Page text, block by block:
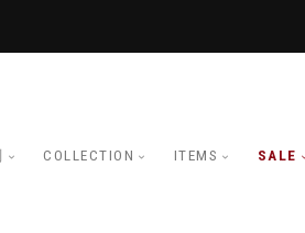
COLLECTION ITEMS SALE